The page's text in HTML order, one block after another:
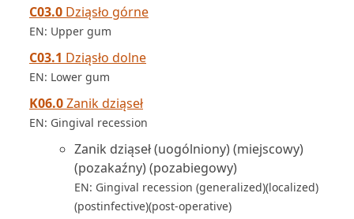
C03.0 Dziąsło górne
EN: Upper gum
C03.1 Dziąsło dolne
EN: Lower gum
K06.0Zanik dziąseł
EN: Gingival recession
Zanik dziąseł (uogólniony) (miejscowy)
(pozakaźny) (pozabiegowy)
EN: Gingival recession (generalized)(localized)
(postinfective)(post-operative)